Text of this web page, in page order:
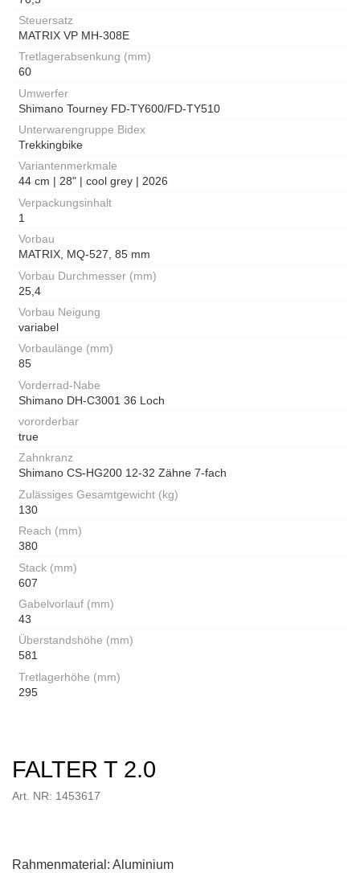
Steuersatz
MATRIX VP MH-308E
Tretlagerabsenkung (mm)
60
Umwerfer
Shimano Tourney FD-TY600/FD-TY510
Unterwarengruppe Bidex
Trekkingbike
Variantenmerkmale
44 cm | 28" | cool grey | 2026
Verpackungsinhalt
1
Vorbau
MATRIX, MQ-527, 85 mm
Vorbau Durchmesser (mm)
25,4
Vorbau Neigung
variabel
Vorbaulänge (mm)
85
Vorderrad-Nabe
Shimano DH-C3001 36 Loch
vororderbar
true
Zahnkranz
Shimano CS-HG200 12-32 Zähne 7-fach
Zulässiges Gesamtgewicht (kg)
130
Reach (mm)
380
Stack (mm)
607
Gabelvorlauf (mm)
43
Überstandshöhe (mm)
581
Tretlagerhöhe (mm)
295
FALTER T 2.0
Art. NR: 1453617
Rahmenmaterial: Aluminium